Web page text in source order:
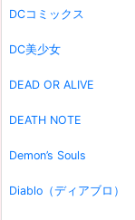
DCコミックス
DC美少女
DEAD OR ALIVE
DEATH NOTE
Demon’s Souls
Diablo（ディアブロ）